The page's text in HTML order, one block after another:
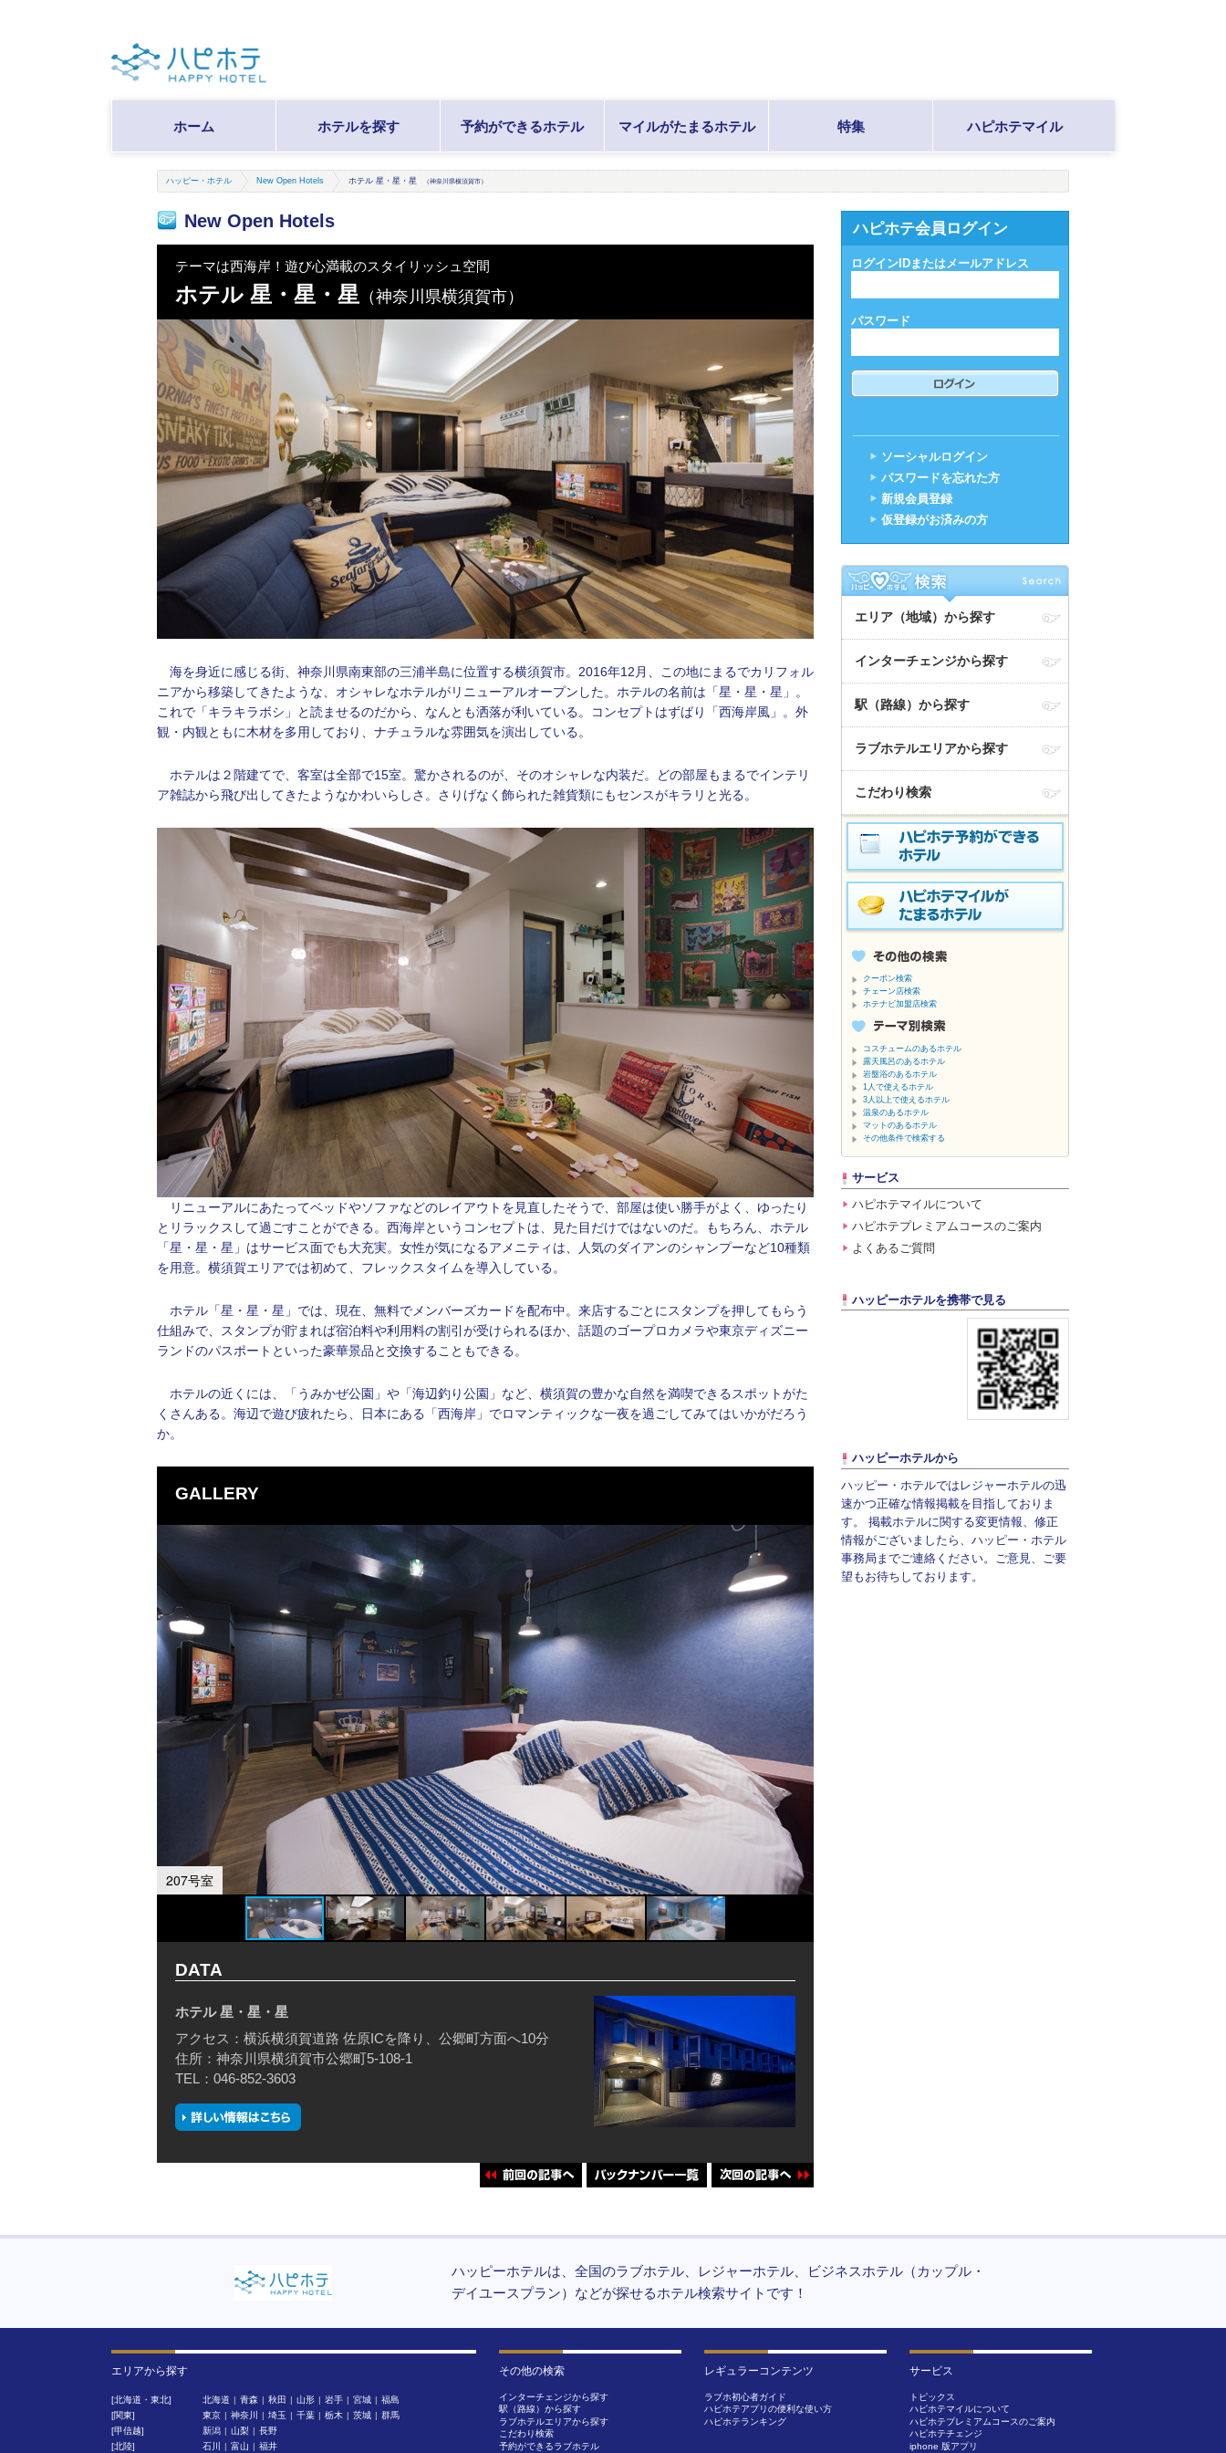
ホーム ホテルを探す 予約ができるホテル マイルがたまるホテル 特集 ハピホテマイル
ハッピー・ホテル New Open Hotels ホテル 星・星・星 （神奈川県横須賀市）
New Open Hotels
テーマは西海岸！遊び心満載のスタイリッシュ空間
ホテル 星・星・星 （神奈川県横須賀市）
海を身近に感じる街、神奈川県南東部の三浦半島に位置する横須賀市。2016年12月、この地にまるでカリフォル
ニアから移築してきたような、オシャレなホテルがリニューアルオープンした。ホテルの名前は「星・星・星」。
これで「キラキラボシ」と読ませるのだから、なんとも洒落が利いている。コンセプトはずばり「西海岸風」。外
観・内観ともに木材を多用しており、ナチュラルな雰囲気を演出している。
ホテルは２階建てで、客室は全部で15室。驚かされるのが、そのオシャレな内装だ。どの部屋もまるでインテリ
ア雑誌から飛び出してきたようなかわいらしさ。さりげなく飾られた雑貨類にもセンスがキラリと光る。
リニューアルにあたってベッドやソファなどのレイアウトを見直したそうで、部屋は使い勝手がよく、ゆったり
とリラックスして過ごすことができる。西海岸というコンセプトは、見た目だけではないのだ。もちろん、ホテル
「星・星・星」はサービス面でも大充実。女性が気になるアメニティは、人気のダイアンのシャンプーなど10種類
を用意。横須賀エリアでは初めて、フレックスタイムを導入している。
ホテル「星・星・星」では、現在、無料でメンバーズカードを配布中。来店するごとにスタンプを押してもらう
仕組みで、スタンプが貯まれば宿泊料や利用料の割引が受けられるほか、話題のゴープロカメラや東京ディズニー
ランドのパスポートといった豪華景品と交換することもできる。
ホテルの近くには、「うみかぜ公園」や「海辺釣り公園」など、横須賀の豊かな自然を満喫できるスポットがた
くさんある。海辺で遊び疲れたら、日本にある「西海岸」でロマンティックな一夜を過ごしてみてはいかがだろう
か。
GALLERY
207号室
DATA
ホテル 星・星・星
アクセス：横浜横須賀道路 佐原ICを降り、公郷町方面へ10分
住所：神奈川県横須賀市公郷町5-108-1
TEL：046-852-3603
ハピホテ会員ログイン
ログインIDまたはメールアドレス
パスワード
ソーシャルログイン
パスワードを忘れた方
新規会員登録
仮登録がお済みの方
エリア（地域）から探す
インターチェンジから探す
駅（路線）から探す
ラブホテルエリアから探す
こだわり検索
クーポン検索
チェーン店検索
ホテナビ加盟店検索
コスチュームのあるホテル
露天風呂のあるホテル
岩盤浴のあるホテル
1人で使えるホテル
3人以上で使えるホテル
温泉のあるホテル
マットのあるホテル
その他条件で検索する
サービス
ハピホテマイルについて
ハピホテプレミアムコースのご案内
よくあるご質問
ハッピーホテルを携帯で見る
ハッピーホテルから
ハッピー・ホテルではレジャーホテルの迅
速かつ正確な情報掲載を目指しておりま
す。 掲載ホテルに関する変更情報、修正
情報がございましたら、ハッピー・ホテル
事務局までご連絡ください。ご意見、ご要
望もお待ちしております。
ハッピーホテルは、全国のラブホテル、レジャーホテル、ビジネスホテル（カップル・
デイユースプラン）などが探せるホテル検索サイトです！
エリアから探す
[北海道・東北] 北海道 青森 秋田 山形 岩手 宮城
福島
[関東]
東京 神奈川 埼玉 千葉 栃木 茨城
群馬
[甲信越]
新潟 山梨
長野
[北陸]
石川 富山 福井
その他の検索
インターチェンジから探す
駅（路線）から探す
ラブホテルエリアから探す
こだわり検索
予約ができるラブホテル
レギュラーコンテンツ
ラブホ初心者ガイド
ハピホテアプリの便利な使い方
ハピホテランキング
サービス
トピックス
ハピホテマイルについて
ハピホテプレミアムコースのご案内
ハピホテチェンジ
iphone 版アプリ